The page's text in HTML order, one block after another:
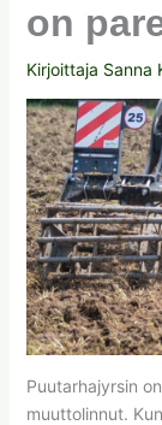
on
Kirjoittaja Sanna
Puutarhajyrsin
muuttolinnut.